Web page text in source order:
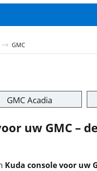
GMC
GMC Acadia
uw GMC –
Kuda console voor uw